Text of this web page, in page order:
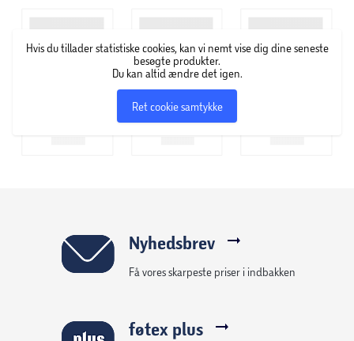
fingeren på pulsen, når det gælder nye trends, innovation
og efterspørgsel – og kan hurtigt komme fra idé til
handling på hele kosmetikområdet, især på farvet
kosmetik. GOSH Copenhagen specialiserer sig i at udvikle
makeup, der kun indeholder ingredienser af høj kvalitet.
Derfor finder du også et stort udvalg af veganske,
Hvis du tillader statistiske cookies, kan vi nemt vise dig dine seneste
besøgte produkter.
Du kan altid ændre det igen.
Ret cookie samtykke
Nyhedsbrev
Få vores skarpeste priser i indbakken
føtex plus